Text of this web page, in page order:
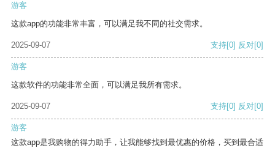
游客
这款app的功能非常丰富，可以满足我不同的社交需求。
2025-09-07 支持[0] 反对[0]
游客
这款软件的功能非常全面，可以满足我所有需求。
2025-09-07 支持[0] 反对[0]
游客
这款app是我购物的得力助手，让我能够找到最优惠的价格，买到最合适